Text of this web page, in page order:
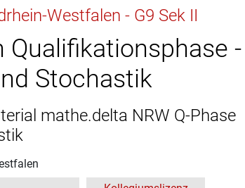
NuTWestfalen - G9 Sek II
Qualifikationsphase
Stochastik
mathe.delta NRW Q-Phase